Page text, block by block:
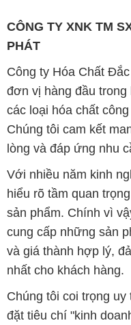
CÔNG TY XNK TM
PHÁT
Công ty Hóa Chất
đơn vị hàng đầu
các loại hóa chất
Chúng tôi cam kết
lòng và đáp ứng nhu
Với nhiều năm kinh
hiểu rõ tầm quan
sản phẩm. Chính vì
cung cấp những sản
và giá thành hợp lý,
nhất cho khách hàng.
Chúng tôi coi trọng
đặt tiêu chí "kinh